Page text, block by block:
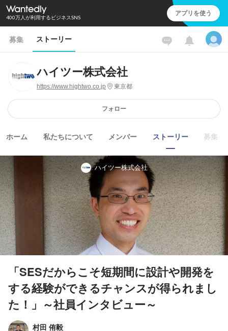
400万人が利用するビジネスSNS アプリを使う
募集 ストーリー
ハイツー株式会社
https://www.hightwo.co.jp 東京都
フォロー
ホーム 私たちについて メンバー ストーリー 募集
ハイツー株式会社
「SESだからこそ短期間に設計や開発を
する経験ができるチャンスが得られまし
た！」～社員インタビュー～
村田 侑毅